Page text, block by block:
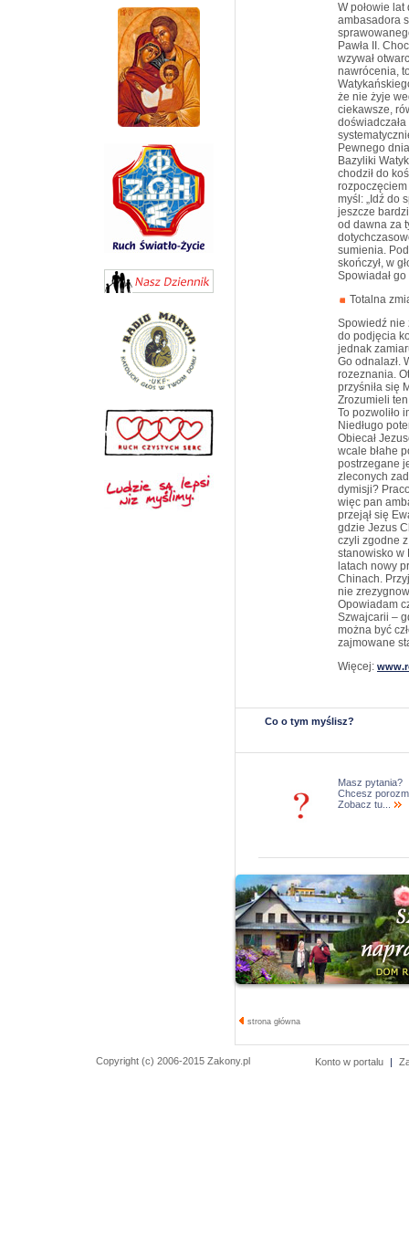
W połowie
ambasadora
Pawła II.
wzywał
nawrócenia,
że nie żyje
ciekawsze,
Pewnego
Bazyliki
chodził do
rozpoczęciem
myśl: „Idź do
jeszcze
od dawna za
sumienia.
skończył, w
Spowiadał
Totalna
Spowiedź nie
do podjęcia
jednak
Go odnalazł.
rozeznania.
przyśniła się
Zrozumieli
To pozwoliło
Niedługo
Obiecał
wcale błahe
postrzegane
zleconych
dymisji?
więc pan
przejął się
gdzie Jezus
czyli zgodne
stanowisko w
latach nowy
Chinach.
nie
Opowiadam
Szwajcarii –
można być
zajmowane
Więcej:
Co o tym myślisz?
Masz pytania?
Chcesz
Zobacz tu...
strona główna
Copyright (c) 2006-2015 Zakony.pl Konto w portalu |